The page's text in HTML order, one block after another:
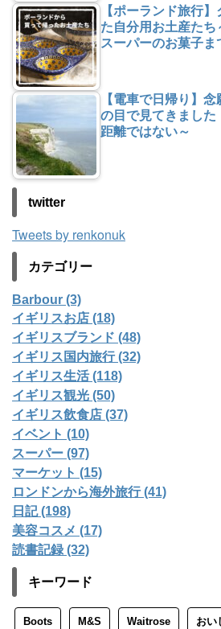
【ポーランド旅行
た自分用お土産た
スーパーのお菓子ま
【電車で日帰り】
の目で見てきまし
距離ではない～
twitter
Tweets by renkonuk
カテゴリー
Barbour (3)
イギリスお店 (18)
イギリスブランド (48)
イギリス国内旅行 (32)
イギリス生活 (118)
イギリス観光 (50)
イギリス飲食店 (37)
イベント (10)
スーパー (97)
マーケット (15)
ロンドンから海外旅行 (41)
日記 (198)
美容コスメ (17)
読書記録 (32)
キーワード
Boots M&S Waitrose おい